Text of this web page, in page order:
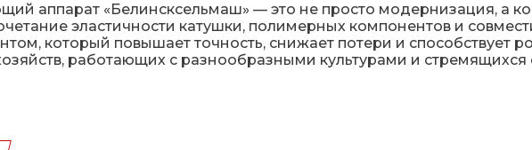
аппарат «Белинсксельмаш» — это не просто модернизация, а
эластичности катушки, полимерных компонентов и
который повышает точность, снижает потери и способствует
работающих с разнообразными культурами и стремящихся